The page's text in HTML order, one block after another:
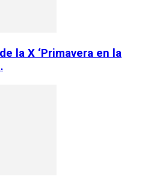
la X ‘Primavera en la